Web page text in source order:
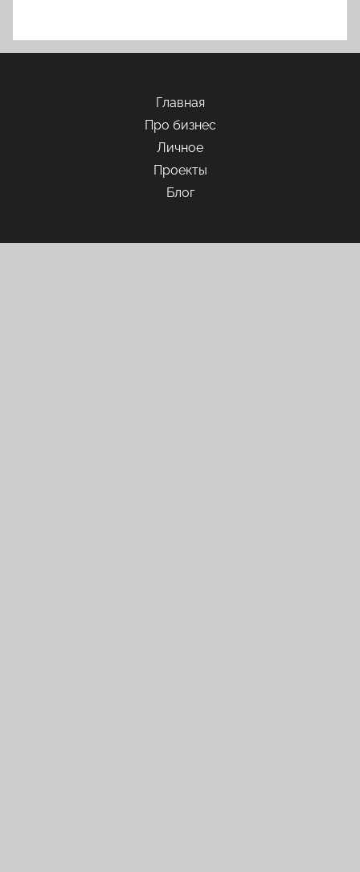
Главная
Про бизнес
Личное
Проекты
Блог